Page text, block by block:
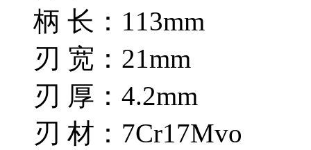
柄 长：113mm
刃 宽：21mm
刃 厚：4.2mm
刃 材：7Cr17Mvo